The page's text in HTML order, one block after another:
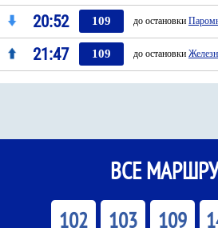
20:52 109 до остановки
21:47 109 до остановки
ВСЕ
102 103 109